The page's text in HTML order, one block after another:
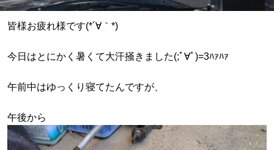
皆様お疲れ様です(*´∀｀*)
今日はとにかく暑くて大汗掻きました(;ﾟ∀ﾟ)=3ﾊｧﾊｧ
午前中はゆっくり寝てたんですが、
午後から